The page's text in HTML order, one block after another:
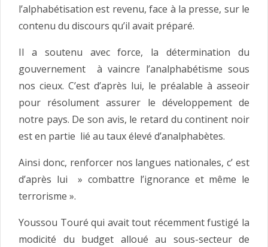
l’alphabétisation est revenu, face à la presse, sur le
contenu du discours qu’il avait préparé.
Il a soutenu avec force, la détermination du
gouvernement à vaincre l’analphabétisme sous
nos cieux. C’est d’après lui, le préalable à asseoir
pour résolument assurer le développement de
notre pays. De son avis, le retard du continent noir
est en partie lié au taux élevé d’analphabètes.
Ainsi donc, renforcer nos langues nationales, c’ est
d’après lui » combattre l’ignorance et même le
terrorisme ».
Youssou Touré qui avait tout récemment fustigé la
modicité du budget alloué au sous-secteur de